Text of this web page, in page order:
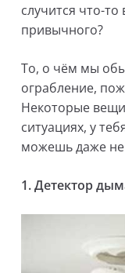
случится что-
привычного?
То, о чём мы
ограбление,
Некоторые
ситуациях, у
можешь даже не
1. Детектор